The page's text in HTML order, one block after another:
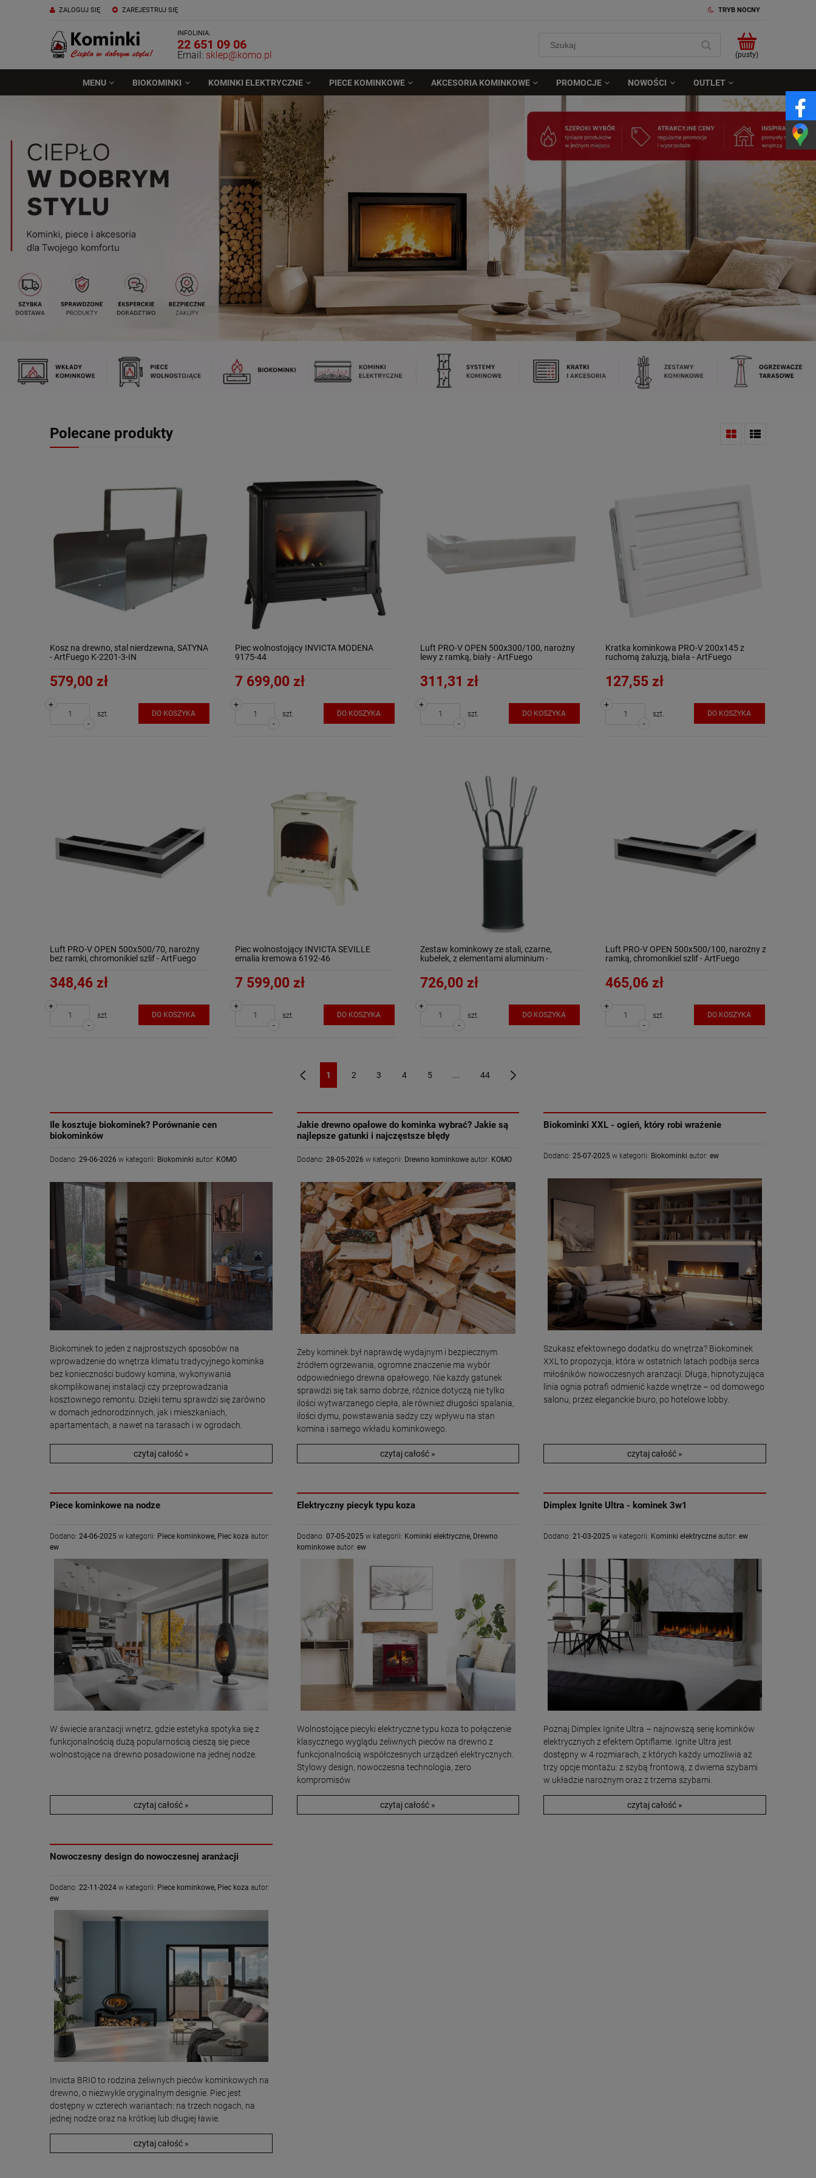
ZAREJESTRUJ SIĘ
ZALOGUJ SIĘ TRYB NOCNY
INFOLINIA:
22 651 09 06
Email: sklep@komo.pl (pusty)
MENU BIOKOMINKI KOMINKI ELEKTRYCZNE PIECE KOMINKOWE AKCESORIA KOMINKOWE PROMOCJE NOWOŚCI OUTLET
Ile kosztuje biokominek? Porównanie cen
biokominków
Dodano: 29-06-2026 w kategorii: Biokominki autor: KOMO
Biokominek to jeden z najprostszych sposobów na
wprowadzenie do wnętrza klimatu tradycyjnego kominka
bez konieczności budowy komina, wykonywania
skomplikowanej instalacji czy przeprowadzania
kosztownego remontu. Dzięki temu sprawdzi się zarówno
w domach jednorodzinnych, jak i mieszkaniach,
apartamentach, a nawet na tarasach i w ogrodach.
czytaj całość »
Jakie drewno opałowe do kominka wybrać? Jakie są
najlepsze gatunki i najczęstsze błędy
Dodano: 28-05-2026 w kategorii: Drewno kominkoweautor: KOMO
Żeby kominek był naprawdę wydajnym i bezpiecznym
źródłem ogrzewania, ogromne znaczenie ma wybór
odpowiedniego drewna opałowego. Nie każdy gatunek
sprawdzi się tak samo dobrze, różnice dotyczą nie tylko
ilości wytwarzanego ciepła, ale również długości spalania,
ilości dymu, powstawania sadzy czy wpływu na stan
komina i samego wkładu kominkowego.
czytaj całość »
Biokominki XXL - ogień, który robi wrażenie
Dodano:25-07-2025 w kategorii: Biokominki autor:ew
Szukasz efektownego dodatku do wnętrza? Biokominek
XXL to propozycja, która w ostatnich latach podbija serca
miłośników nowoczesnych aranżacji. Długa, hipnotyzująca
linia ognia potrafi odmienić każde wnętrze – od domowego
salonu, przez eleganckie biuro, po hotelowe lobby.
czytaj całość »
Piece kominkowe na nodze
Dodano: 24-06-2025 w kategorii: Piece kominkowe, Piec koza autor:
ew
W świecie aranżacji wnętrz, gdzie estetyka spotyka się z
funkcjonalnością dużą popularnością cieszą się piece
wolnostojące na drewno posadowione na jednej nodze.
czytaj całość »
Elektryczny piecyk typu koza
Dodano: 07-05-2025w kategorii: Kominki elektryczne, Drewno
kominkoweautor: ew
Wolnostojące piecyki elektryczne typu koza to połączenie
klasycznego wyglądu żeliwnych pieców na drewno z
funkcjonalnością współczesnych urządzeń elektrycznych.
Stylowy design, nowoczesna technologia, zero
kompromisów
czytaj całość »
Dimplex Ignite Ultra - kominek 3w1
Dodano:21-03-2025 w kategorii: Kominki elektryczne autor:ew
Poznaj Dimplex Ignite Ultra – najnowszą serię kominków
elektrycznych z efektem Optiflame. Ignite Ultra jest
dostępny w 4 rozmiarach, z których każdy umożliwia aż
trzy opcje montażu: z szybą frontową, z dwiema szybami
w układzie narożnym oraz z trzema szybami.
czytaj całość »
Nowoczesny design do nowoczesnej aranżacji
Dodano: 22-11-2024 w kategorii: Piece kominkowe, Piec koza autor:
ew
Invicta BRIO to rodzina żeliwnych pieców kominkowych na
drewno, o niezwykle oryginalnym designie. Piec jest
dostępny w czterech wariantach: na trzech nogach, na
jednej nodze oraz na krótkiej lub długiej ławie.
czytaj całość »
Polecane produkty
Kosz na drewno, stal nierdzewna, SATYNA
- ArtFuego K-2201-3-IN
579,00 zł
-
+
szt. DO KOSZYKA
Piec wolnostojący INVICTA MODENA
9175-44
7 699,00 zł
-
+
szt. DO KOSZYKA
Luft PRO-V OPEN 500x300/100, narożny
lewy z ramką, biały - ArtFuego
311,31 zł
-
+
szt. DO KOSZYKA
Kratka kominkowa PRO-V 200x145 z
ruchomą żaluzją, biała - ArtFuego
127,55 zł
-
+
szt. DO KOSZYKA
Luft PRO-V OPEN 500x500/70, narożny
bez ramki, chromonikiel szlif - ArtFuego
348,46 zł
-
+
szt. DO KOSZYKA
Piec wolnostojący INVICTA SEVILLE
emalia kremowa 6192-46
7 599,00 zł
-
+
szt. DO KOSZYKA
Zestaw kominkowy ze stali, czarne,
kubełek, z elementami aluminium -
726,00 zł
-
+
szt. DO KOSZYKA
Luft PRO-V OPEN 500x500/100, narożny z
ramką, chromonikiel szlif - ArtFuego
465,06 zł
-
+
szt. DO KOSZYKA
1 2 3 4 5 ... 44